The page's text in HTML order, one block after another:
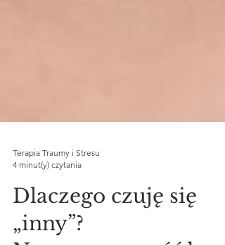
Terapia Traumy i Stresu
4 minut(y) czytania